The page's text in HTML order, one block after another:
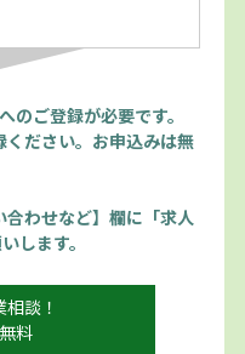
のご登録が必要です。
ださい。お申込みは無
わせなど】欄に「求人
します。
談！
料